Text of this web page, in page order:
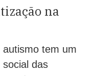
na
tem um
das